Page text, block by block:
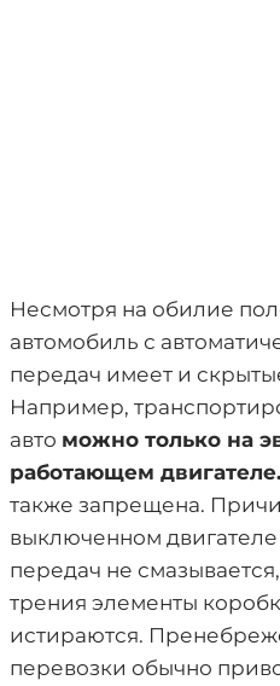
Несмотря на обилие
автомобиль с
передач имеет и
Например,
авто можно только на
работающем двигателе.
также запрещена.
выключенном
передач не
трения элементы
истираются.
перевозки обычно